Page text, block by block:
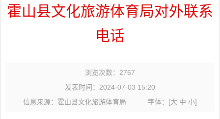
霍山县文化旅游体育局对外联系
电话
浏览次数： 2767
发表时间：2024-07-03 15:20
信息来源：霍山县文化旅游体育局
字体： [大 中 小]